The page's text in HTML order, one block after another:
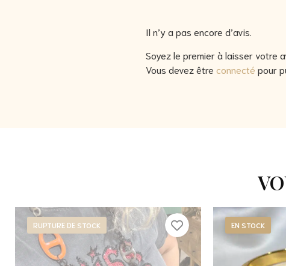
Il n’y a pas encore d’avis.
Soyez le premier à laisser votre
Vous devez être connecté pour
RUPTURE DE STOCK EN STOCK